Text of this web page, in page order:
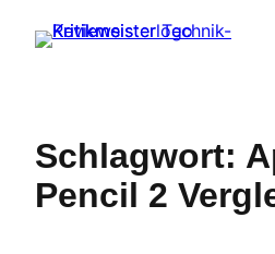
Inhalt
Schlagwort:
Pencil 2